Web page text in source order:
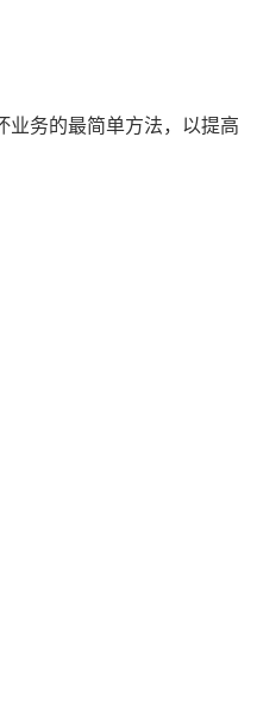
务的最简单方法，以提高